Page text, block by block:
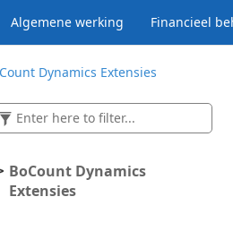
Algemene werking Financieel
Dynamics Extensies
BoCount Dynamics
Extensies